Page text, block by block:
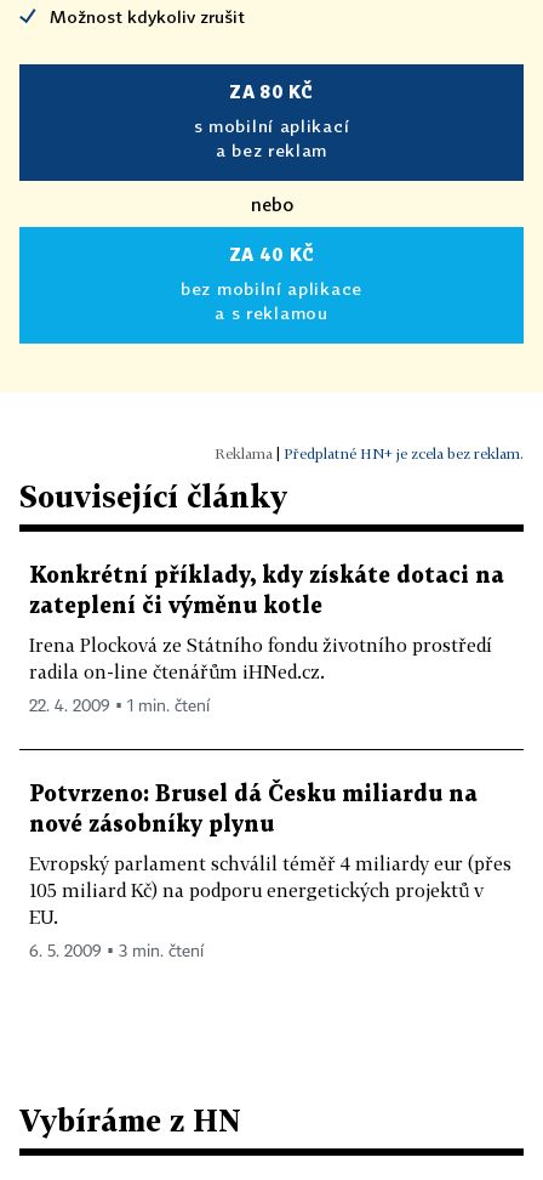
Možnost kdykoliv zrušit
ZA 80 KČ
s mobilní aplikací
a bez reklam
nebo
ZA 40 KČ
bez mobilní aplikace
a s reklamou
Předplatné HN+ je zcela bez reklam.
Související články
Konkrétní příklady, kdy získáte dotaci na
zateplení či výměnu kotle
Irena Plocková ze Státního fondu životního prostředí
radila on-line čtenářům iHNed.cz.
22. 4. 2009 ▪ 1 min. čtení
Potvrzeno: Brusel dá Česku miliardu na
nové zásobníky plynu
Evropský parlament schválil téměř 4 miliardy eur (přes
105 miliard Kč) na podporu energetických projektů v
EU.
6. 5. 2009 ▪ 3 min. čtení
Vybíráme z HN